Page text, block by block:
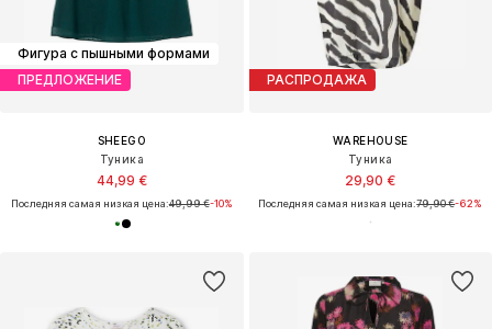
Фигура с пышными формами
ПРЕДЛОЖЕНИЕ
SHEEGO
Туника
44,99 €
Последняя самая низкая цена:49,99 €-10%
РАСПРОДАЖА
WAREHOUSE
Туника
29,90 €
Последняя самая низкая цена:79,90 €-62%